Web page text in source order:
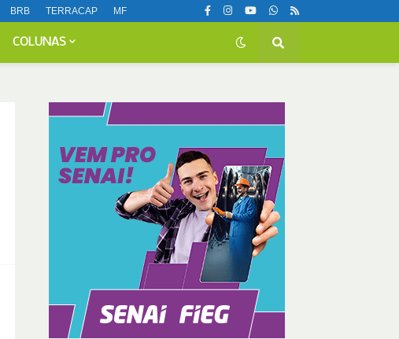
BRB TERRACAP MF
COLUNAS